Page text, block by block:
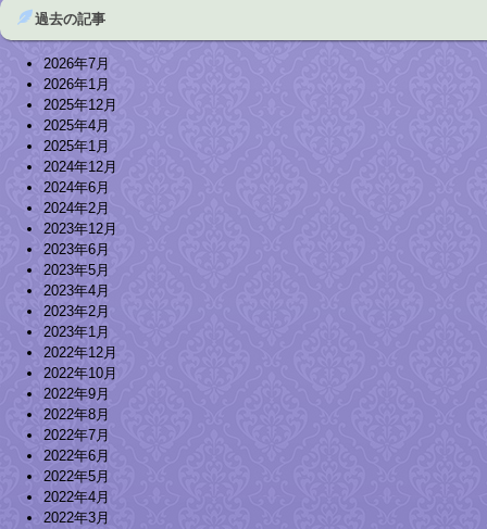
過去の記事
2026年7月
2026年1月
2025年12月
2025年4月
2025年1月
2024年12月
2024年6月
2024年2月
2023年12月
2023年6月
2023年5月
2023年4月
2023年2月
2023年1月
2022年12月
2022年10月
2022年9月
2022年8月
2022年7月
2022年6月
2022年5月
2022年4月
2022年3月